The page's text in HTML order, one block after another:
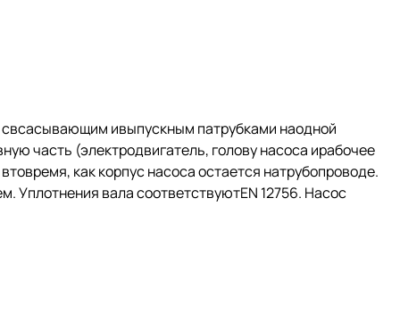
ивыпускным патрубками наодной
часть (электродвигатель, голову насоса ирабочее
как корпус насоса остается натрубопроводе.
вала соответствуютEN 12756. Насос